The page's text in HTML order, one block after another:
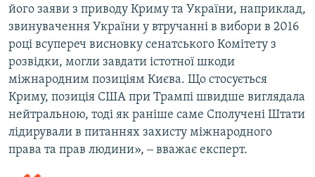
його заяви з приводу Криму та України, наприклад,
звинувачення України у втручанні в вибори в 2016
році всупереч висновку сенатського Комітету з
розвідки, могли завдати істотної шкоди
міжнародним позиціям Києва. Що стосується
Криму, позиція США при Трампі швидше виглядала
нейтральною, тоді як раніше саме Сполучені Штати
лідирували в питаннях захисту міжнародного
права та прав людини», ‒ вважає експерт.